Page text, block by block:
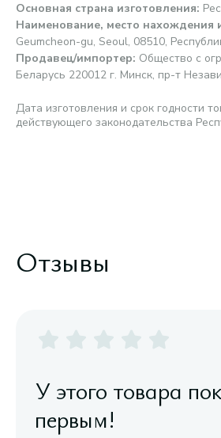
Основная страна изготовления:
Наименование, место нахождения
Geumcheon-gu, Seoul, 08510,
Продавец/импортер: Общество с
Беларусь 220012 г. Минск, пр-т
Дата изготовления и срок годности
действующего законодательства
Отзывы
У этого товара
первым!